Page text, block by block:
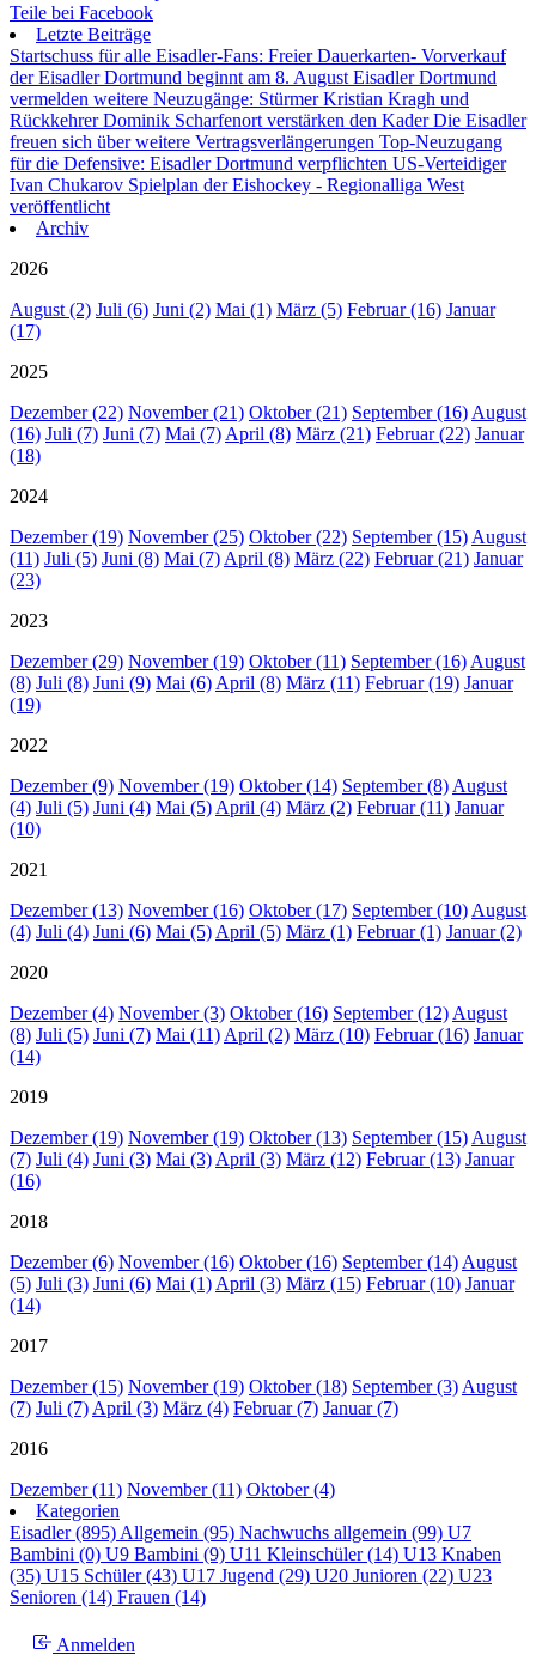
Teile bei Facebook
Letzte Beiträge
Startschuss für alle Eisadler-Fans: Freier Dauerkarten- Vorverkauf
der Eisadler Dortmund beginnt am 8. August Eisadler Dortmund
vermelden weitere Neuzugänge: Stürmer Kristian Kragh und
Rückkehrer Dominik Scharfenort verstärken den KaderDie Eisadler
freuen sich über weitere Vertragsverlängerungen Top-Neuzugang
für die Defensive: Eisadler Dortmund verpflichten US-Verteidiger
Ivan Chukarov Spielplan der Eishockey - Regionalliga West
veröffentlicht
Archiv
2026
August (2) Juli (6) Juni (2) Mai (1) März (5) Februar (16) Januar
(17)
2025
Dezember (22) November (21) Oktober (21) September (16) August
(16) Juli (7) Juni (7) Mai (7) April (8) März (21) Februar (22) Januar
(18)
2024
Dezember (19) November (25) Oktober (22) September (15) August
(11) Juli (5) Juni (8) Mai (7) April (8) März (22) Februar (21) Januar
(23)
2023
Dezember (29) November (19) Oktober (11) September (16) August
(8) Juli (8) Juni (9) Mai (6) April (8) März (11) Februar (19) Januar
(19)
2022
Dezember (9) November (19) Oktober (14) September (8) August
(4) Juli (5) Juni (4) Mai (5) April (4) März (2) Februar (11) Januar
(10)
2021
Dezember (13) November (16) Oktober (17) September (10) August
(4) Juli (4) Juni (6) Mai (5) April (5) März (1) Februar (1) Januar (2)
2020
Dezember (4) November (3) Oktober (16) September (12) August
(8) Juli (5) Juni (7) Mai (11) April (2) März (10) Februar (16) Januar
(14)
2019
Dezember (19) November (19) Oktober (13) September (15) August
(7) Juli (4) Juni (3) Mai (3) April (3) März (12) Februar (13) Januar
(16)
2018
Dezember (6) November (16) Oktober (16) September (14) August
(5) Juli (3) Juni (6) Mai (1) April (3) März (15) Februar (10) Januar
(14)
2017
Dezember (15) November (19) Oktober (18) September (3) August
(7) Juli (7) April (3) März (4) Februar (7) Januar (7)
2016
Dezember (11) November (11) Oktober (4)
Kategorien
Eisadler (895) Allgemein (95) Nachwuchs allgemein (99) U7
Bambini (0) U9 Bambini (9) U11 Kleinschüler (14) U13 Knaben
(35) U15 Schüler (43) U17 Jugend (29) U20 Junioren (22) U23
Senioren (14) Frauen (14)
Anmelden